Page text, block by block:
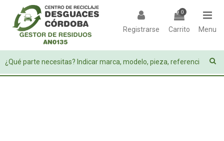
Registrarse
0
Carrito Menu